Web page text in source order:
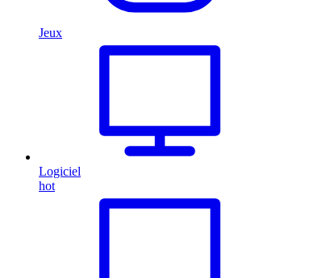
Jeux
Logiciel
hot